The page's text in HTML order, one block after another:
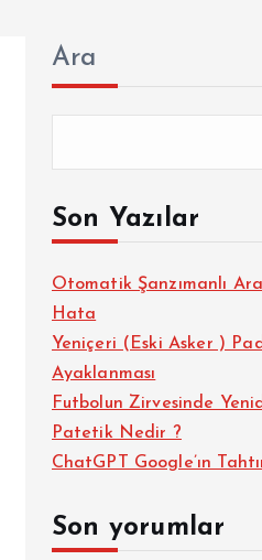
Ara
Son Yazılar
Otomatik Şanzımanlı
Hata
Yeniçeri (Eski Asker )
Ayaklanması
Futbolun Zirvesinde
Patetik Nedir ?
ChatGPT Google’ın
Son yorumlar